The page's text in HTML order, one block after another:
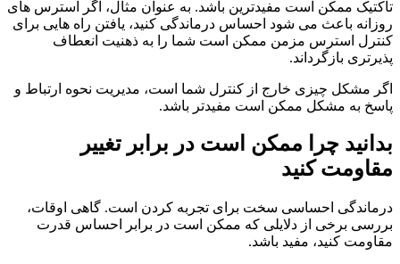
تاکتیک ممکن است مفیدترین باشد. به عنوان مثال، اگر استرس های
روزانه باعث می شود احساس درماندگی کنید، یافتن راه هایی برای
کنترل استرس مزمن ممکن است شما را به ذهنیت انعطاف
پذیرتری بازگرداند.
اگر مشکل چیزی خارج از کنترل شما است، مدیریت نحوه ارتباط و
پاسخ به مشکل ممکن است مفیدتر باشد.
بدانید چرا ممکن است در برابر تغییر
مقاومت کنید
درماندگی احساسی سخت برای تجربه کردن است. گاهی اوقات،
بررسی برخی از دلایلی که ممکن است در برابر احساس قدرت
مقاومت کنید، مفید باشد.